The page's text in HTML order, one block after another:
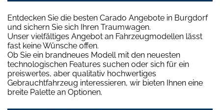
Entdecken Sie die besten Carado Angebote in Burgdorf
und sichern Sie sich Ihren Traumwagen.
Unser vielfältiges Angebot an Fahrzeugmodellen lässt
fast keine Wünsche offen.
Ob Sie ein brandneues Modell mit den neuesten
technologischen Features suchen oder sich für ein
preiswertes, aber qualitativ hochwertiges
Gebrauchtfahrzeug interessieren, wir bieten Ihnen eine
breite Palette an Optionen.